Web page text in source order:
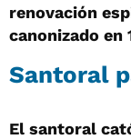
renovación
canonizado en
Santoral
El santoral